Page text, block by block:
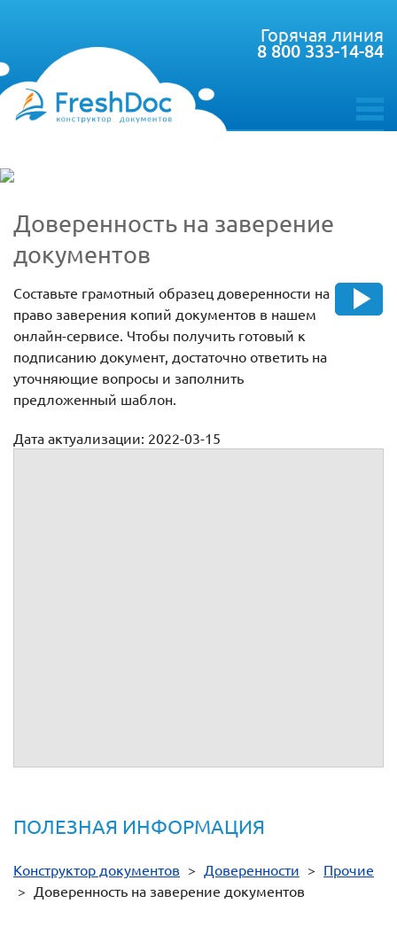
toggle
Горячая линия
8 800 333-14-84
Доверенность на заверение
документов
Составьте грамотный образец доверенности на
право заверения копий документов в нашем
онлайн-сервисе. Чтобы получить готовый к
подписанию документ, достаточно ответить на
уточняющие вопросы и заполнить
предложенный шаблон.
Дата актуализации: 2022-03-15
ПОЛЕЗНАЯ ИНФОРМАЦИЯ
Конструктор документов > Доверенности > Прочие
> Доверенность на заверение документов